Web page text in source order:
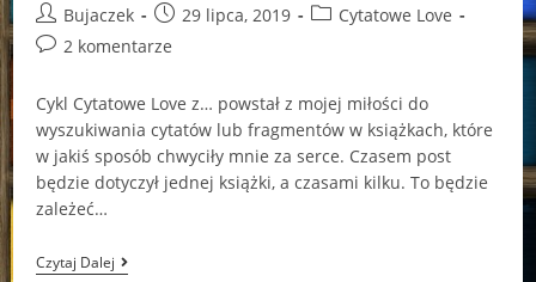
Post
author:
Bujaczek
Post
published:
29 lipca, 2019
PostCytatowe Love
Post2 komentarze
Cykl Cytatowe Love z… powstał z mojej miłości do
wyszukiwania cytatów lub fragmentów w książkach, które
w jakiś sposób chwyciły mnie za serce. Czasem post
będzie dotyczył jednej książki, a czasami kilku. To będzie
zależeć…
Czytaj DalejCytatowe